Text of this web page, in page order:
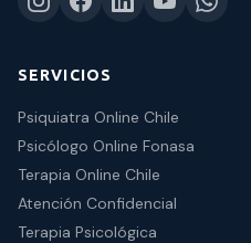
SERVICIOS
Psiquiatra Online Chile
Psicólogo Online Fonasa
Terapia Online Chile
Atención Confidencial
Terapia Psicológica